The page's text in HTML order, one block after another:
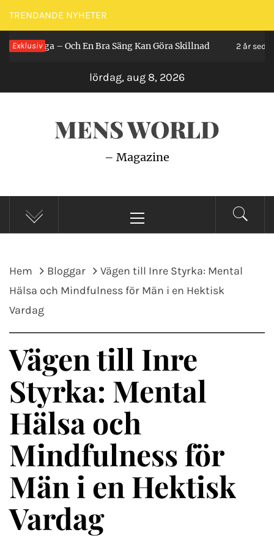
Hoppa
till
innehåll
TRENDANDE NYHETER
Exklusiv
Ligga – Och En Bra Säng Kan Göra Skillnad 2 år sedan
lördag, aug 8, 2026
MENS WORLD
– Magazine
meny
Hem Bloggar
Vägen till Inre Styrka: Mental
Hälsa och Mindfulness för Män i en Hektisk
Vardag
Vägen till Inre
Styrka: Mental
Hälsa och
Mindfulness för
Män i en Hektisk
Vardag